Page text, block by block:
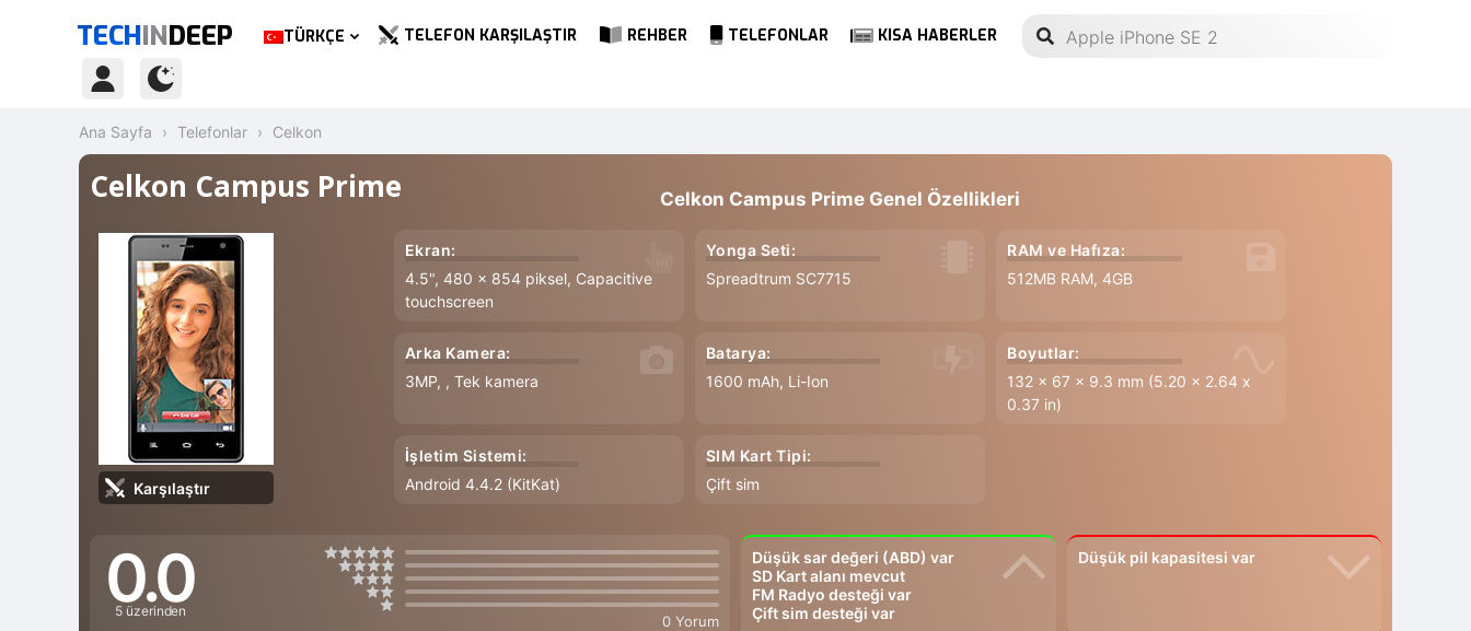
TECHINDEEP TÜRKÇE TELEFON KARŞILAŞTIR REHBER TELEFONLAR KISA HABERLER
Ana Sayfa Telefonlar Celkon
Celkon Campus Prime
Karşılaştır
Celkon Campus Prime Genel Özellikleri
Ekran:
4.5", 480 x 854 piksel, Capacitive
touchscreen
Yonga Seti:
Spreadtrum SC7715
RAM ve Hafıza:
512MB RAM, 4GB
Arka Kamera:
3MP, , Tek kamera
Batarya:
1600 mAh, Li-Ion
Boyutlar:
132 x 67 x 9.3 mm (5.20 x 2.64 x
0.37 in)
İşletim Sistemi:
Android 4.4.2 (KitKat)
SIM Kart Tipi:
Çift sim
0.0
5 üzerinden
0 Yorum
Düşük sar değeri (ABD) var
SD Kart alanı mevcut
FM Radyo desteği var
Çift sim desteği var
Düşük pil kapasitesi var